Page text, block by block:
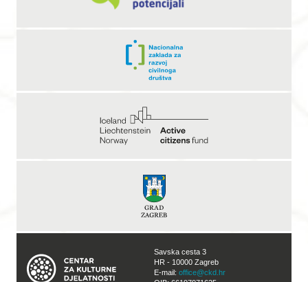
Savska cesta 3
HR - 10000 Zagreb
E-mail: office@ckd.hr